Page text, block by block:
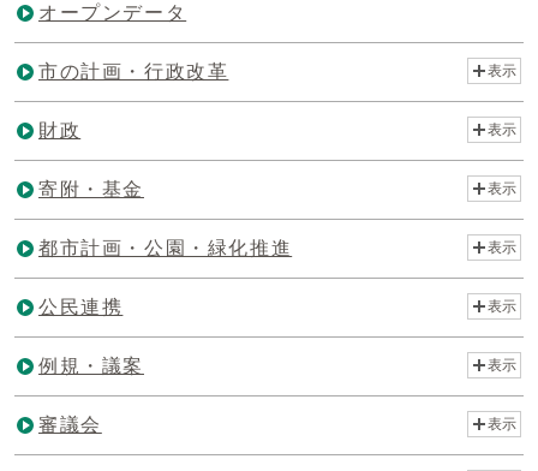
オープンデータ
市の計画・行政改革 表示
財政 表示
寄附・基金 表示
都市計画・公園・緑化推進 表示
公民連携 表示
例規・議案 表示
審議会 表示